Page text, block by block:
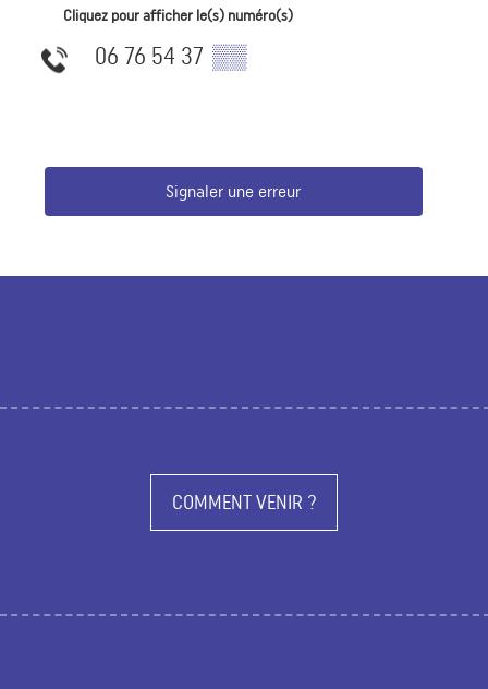
Cliquez pour afficher le(s) numéro(s)
06 76 54 37 ▒▒
Signaler une erreur
COMMENT VENIR ?